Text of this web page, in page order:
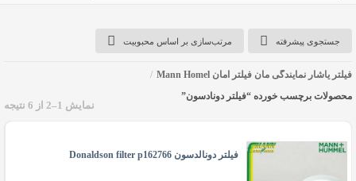
جستجوی پیشرفته مرتب‌سازی بر اساس محبوبیت
فیلتر یاشار نمایندگی مان فیلتر آمان Mann Homel
/
محصولات برچسب خورده “فیلتر دونادسون”
نمایش 1–2 از 6 نتیجه
فیلتر دونالدسون Donaldson filter p162766